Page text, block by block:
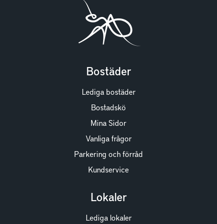
Bostäder
Lediga bostäder
Bostadskö
Mina Sidor
Vanliga frågor
Parkering och förråd
Kundservice
Lokaler
Lediga lokaler